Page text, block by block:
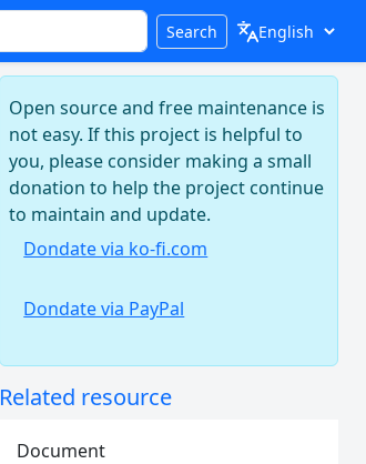
Search
Open source and free maintenance is
not easy. If this project is helpful to
you, please consider making a small
donation to help the project continue
to maintain and update.
Dondate via ko-fi.com
Dondate via PayPal
Related resource
Document